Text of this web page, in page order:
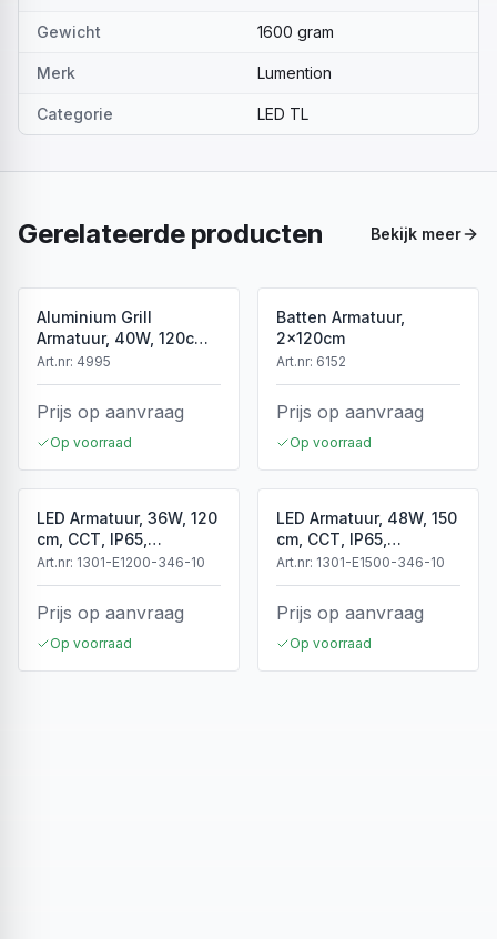
Gewicht 1600 gram
Merk Lumention
Categorie LED TL
Gerelateerde producten Bekijk meer
Aluminium Grill
Armatuur, 40W, 120cm,
Wit
Art.nr: 4995
Prijs op aanvraag
Op voorraad
Batten Armatuur,
2x120cm
Art.nr: 6152
Prijs op aanvraag
Op voorraad
LED Armatuur, 36W, 120
cm, CCT, IP65,
Koppelbaar
Art.nr: 1301-E1200-346-10
Prijs op aanvraag
Op voorraad
LED Armatuur, 48W, 150
cm, CCT, IP65,
Koppelbaar
Art.nr: 1301-E1500-346-10
Prijs op aanvraag
Op voorraad